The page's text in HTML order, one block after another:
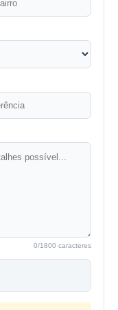
0/1800 caracteres